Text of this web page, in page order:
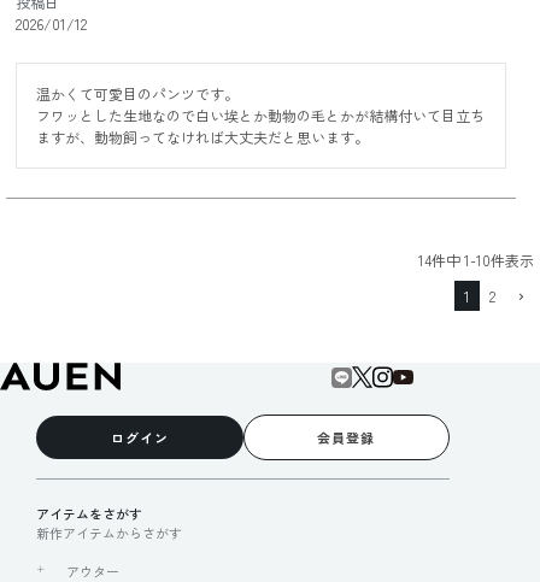
2026/01/12
温かくて可愛目のパンツです。
フワッとした生地なので白い埃とか動物の毛とかが結構付いて目立ち
ますが、動物飼ってなければ大丈夫だと思います。
14件中1-10件表示
1
2
ログイン 会員登録
アイテムをさがす
新作アイテムからさがす
アウター